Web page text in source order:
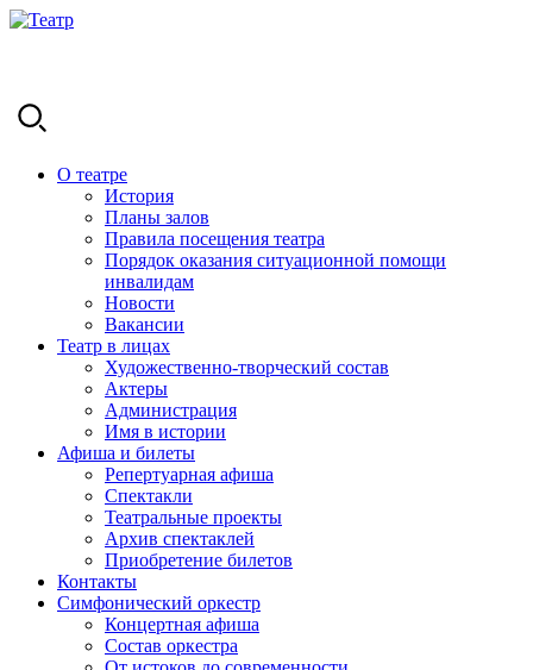
О театре
История
Планы залов
Правила посещения театра
Порядок оказания ситуационной помощи
инвалидам
Новости
Вакансии
Театр в лицах
Художественно-творческий состав
Актеры
Администрация
Имя в истории
Афиша и билеты
Репертуарная афиша
Спектакли
Театральные проекты
Архив спектаклей
Приобретение билетов
Контакты
Симфонический оркестр
Концертная афиша
Состав оркестра